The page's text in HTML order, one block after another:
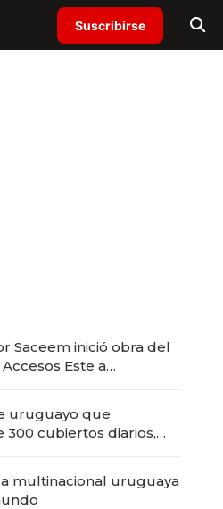
Suscribirse
Saceem inició obra del
Este a
uruguayo que
300 cubiertos diarios,
multinacional uruguaya